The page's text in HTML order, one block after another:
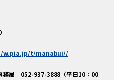
w.pia.jp/t/manabui//
務局 052-937-3888（平日10：00